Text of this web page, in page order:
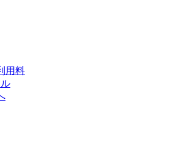
用料